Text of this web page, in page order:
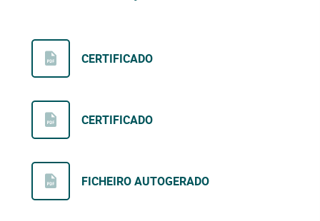
CERTIFICADO
CERTIFICADO
FICHEIRO AUTOGERADO